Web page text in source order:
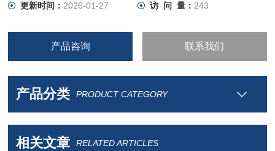
更新时间： 2026-01-27 访 问 量： 243
产品咨询 联系我们
产品分类 PRODUCT CATEGORY
相关文章 RELATED ARTICLES